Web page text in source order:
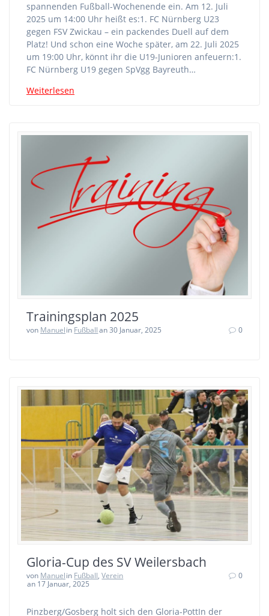
spannenden Fußball-Wochenende ein. Am 12. Juli
2025 um 14:00 Uhr heißt es:1. FC Nürnberg U23
gegen FSV Zwickau – ein packendes Duell auf dem
Platz! Und schon eine Woche später, am 22. Juli 2025
um 19:00 Uhr, könnt ihr die U19-Junioren anfeuern:1.
FC Nürnberg U19 gegen SpVgg Bayreuth…
Weiterlesen
Trainingsplan 2025
von Manuelin Fußballan 30 Januar, 2025 0
Gloria-Cup des SV Weilersbach
von Manuelin Fußball,Verein
an 17 Januar, 2025
0
Pinzberg/Gosberg holt sich den Gloria-PottIn der